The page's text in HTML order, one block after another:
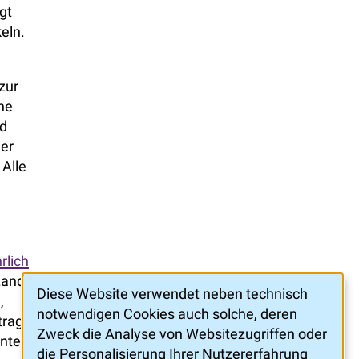
Diese Website verwendet neben technisch
notwendigen Cookies auch solche, deren
Zweck die Analyse von Websitezugriffen oder
die Personalisierung Ihrer Nutzererfahrung